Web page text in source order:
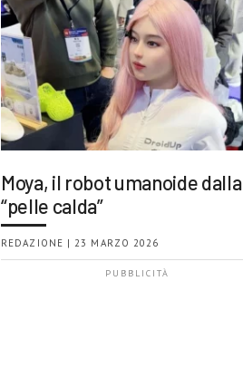
Moya, il robot umanoide dalla
“pelle calda”
REDAZIONE | 23 MARZO 2026